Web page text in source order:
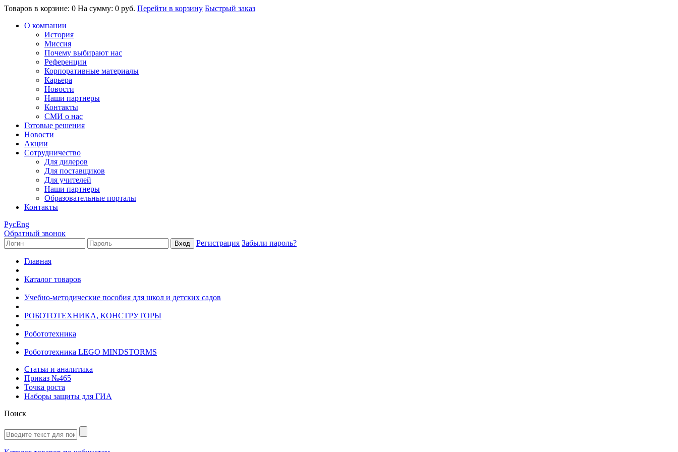
Товаров в корзине: 0 На сумму: 0 руб. Перейти в корзину Быстрый заказ
О компании
История
Миссия
Почему выбирают нас
Референции
Корпоративные материалы
Карьера
Новости
Наши партнеры
Контакты
СМИ о нас
Готовые решения
Новости
Акции
Сотрудничество
Для дилеров
Для поставщиков
Для учителей
Наши партнеры
Образовательные порталы
Контакты
РусEng
Обратный звонок
Регистрация Забыли пароль?
Главная
Каталог товаров
Учебно-методические пособия для школ и детских садов
РОБОТОТЕХНИКА, КОНСТРУТОРЫ
Робототехника
Робототехника LEGO MINDSTORMS
Статьи и аналитика
Приказ №465
Точка роста
Наборы защиты для ГИА
Поиск